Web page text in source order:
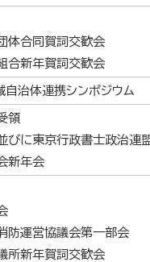
体合同賀詞交歓会
合新年賀詞交歓会
治体連携シンポジウム
領
びに東京行政書士政治連
新年会
防運営協議会第一部会
所新年賀詞交歓会